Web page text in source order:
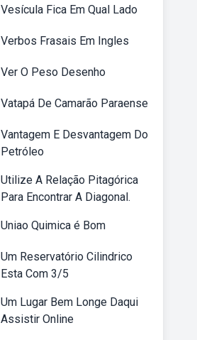
Vesícula Fica Em Qual Lado
Verbos Frasais Em Ingles
Ver O Peso Desenho
Vatapá De Camarão Paraense
Vantagem E Desvantagem Do
Petróleo
Utilize A Relação Pitagórica
Para Encontrar A Diagonal.
Uniao Quimica é Bom
Um Reservatório Cilindrico
Esta Com 3/5
Um Lugar Bem Longe Daqui
Assistir Online